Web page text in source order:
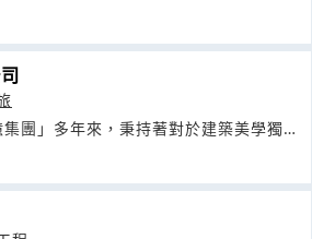
團」多年來，秉持著對於建築美學獨到